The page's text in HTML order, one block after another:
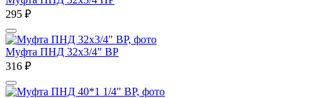
295 ₽
Муфта ПНД 32х3/4" ВР
316 ₽